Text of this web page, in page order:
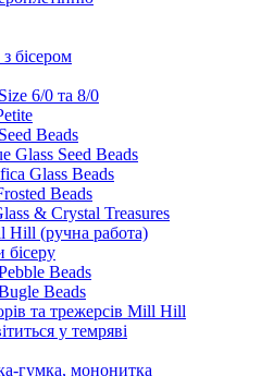
бісером
6/0 та 8/0
Beads
Glass Seed Beads
Glass Beads
Beads
& Crystal Treasures
Hill (ручна работа)
бісеру
Beads
Beads
та трежерсів Mill Hill
у темряві
гумка, мононитка